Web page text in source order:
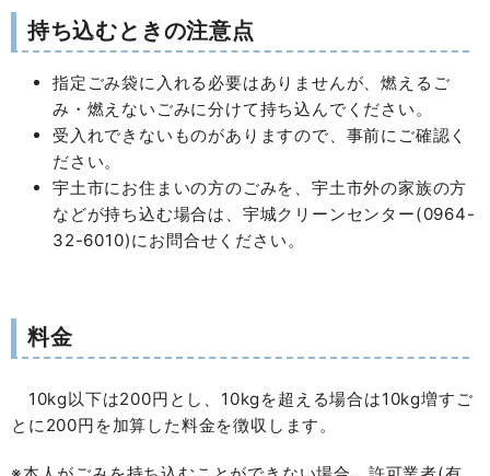
持ち込むときの注意点
指定ごみ袋に入れる必要はありませんが、燃えるご
み・燃えないごみに分けて持ち込んでください。
受入れできないものがありますので、事前にご確認く
ださい。
宇土市にお住まいの方のごみを、宇土市外の家族の方
などが持ち込む場合は、宇城クリーンセンター(0964-
32-6010)にお問合せください。
料金
10kg以下は200円とし、10kgを超える場合は10kg増すご
とに200円を加算した料金を徴収します。